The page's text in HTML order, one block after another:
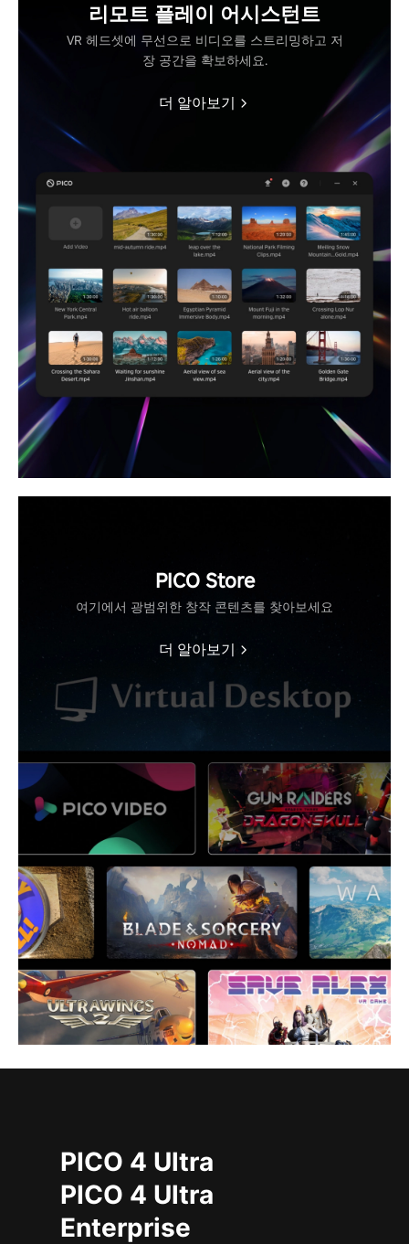
리모트 플레이 어시스턴트
VR 헤드셋에 무선으로 비디오를 스트리밍하고 저
장 공간을 확보하세요.
더 알아보기
PICO Store
여기에서 광범위한 창작 콘텐츠를 찾아보세요
더 알아보기
PICO 4 Ultra
PICO 4 Ultra
Enterprise